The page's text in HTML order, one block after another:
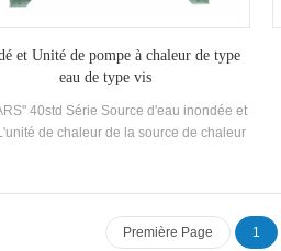
et Unité de pompe à chaleur de type
eau de type vis
40std Série Source d'eau inondée et
de chaleur de la source de chaleur
de type inondé, R22, R134A
efficacité énergétique jusqu'à 6.7.
de sortie d'eau chaude 50 ° C
Première Page 1